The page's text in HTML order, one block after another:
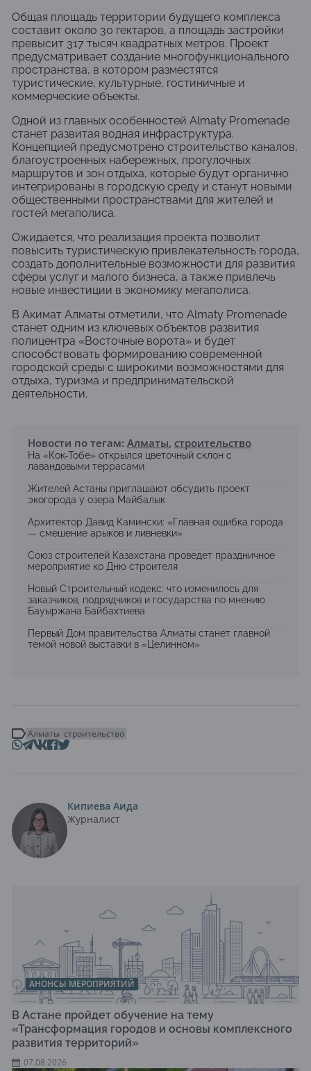
Общая площадь территории будущего комплекса
составит около 30 гектаров, а площадь застройки
превысит 317 тысяч квадратных метров. Проект
предусматривает создание многофункционального
пространства, в котором разместятся
туристические, культурные, гостиничные и
коммерческие объекты.
Одной из главных особенностей Almaty Promenade
станет развитая водная инфраструктура.
Концепцией предусмотрено строительство каналов,
благоустроенных набережных, прогулочных
маршрутов и зон отдыха, которые будут органично
интегрированы в городскую среду и станут новыми
общественными пространствами для жителей и
гостей мегаполиса.
Ожидается, что реализация проекта позволит
повысить туристическую привлекательность города,
создать дополнительные возможности для развития
сферы услуг и малого бизнеса, а также привлечь
новые инвестиции в экономику мегаполиса.
В Акимат Алматы отметили, что Almaty Promenade
станет одним из ключевых объектов развития
полицентра «Восточные ворота» и будет
способствовать формированию современной
городской среды с широкими возможностями для
отдыха, туризма и предпринимательской
деятельности.
Новости по тегам: Алматы, строительство
На «Кок-Тобе» открылся цветочный склон с
лавандовыми террасами
Жителей Астаны приглашают обсудить проект
экогорода у озера Майбалык
Архитектор Давид Камински: «Главная ошибка города
— смешение арыков и ливневки»
Союз строителей Казахстана проведет праздничное
мероприятие ко Дню строителя
Новый Строительный кодекс: что изменилось для
заказчиков, подрядчиков и государства по мнению
Бауыржана Байбахтиева
Первый Дом правительства Алматы станет главной
темой новой выставки в «Целинном»
Алматы строительство
Кипиева Аида
Журналист
АНОНСЫ МЕРОПРИЯТИЙ
В Астане пройдет обучение на тему
«Трансформация городов и основы комплексного
развития территорий»
07.08.2026